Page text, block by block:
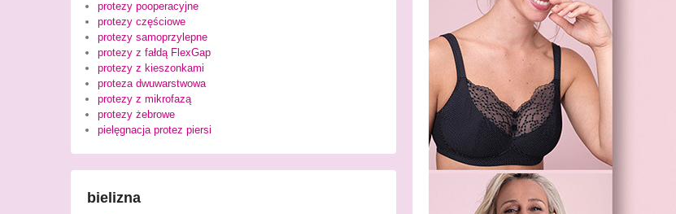
protezy pooperacyjne
protezy częściowe
protezy samoprzylepne
protezy z fałdą FlexGap
protezy z kieszonkami
proteza dwuwarstwowa
protezy z mikrofazą
protezy żebrowe
pielęgnacja protez piersi
bielizna